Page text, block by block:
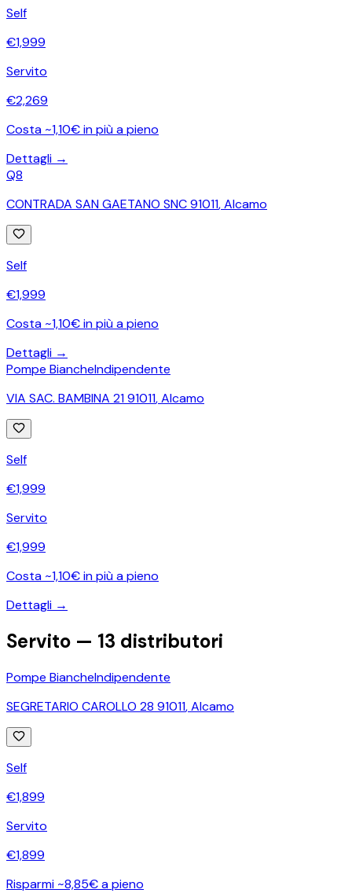
Self
€1,999
Servito
€2,269
Costa ~1,10€ in più a pieno
Dettagli →
Q8
CONTRADA SAN GAETANO SNC 91011,Alcamo
Self
€1,999
Costa ~1,10€ in più a pieno
Dettagli →
Pompe BiancheIndipendente
VIA SAC. BAMBINA 21 91011,Alcamo
Self
€1,999
Servito
€1,999
Costa ~1,10€ in più a pieno
Dettagli →
Servito — 13 distributori
Pompe BiancheIndipendente
SEGRETARIO CAROLLO 28 91011,Alcamo
Self
€1,899
Servito
€1,899
Risparmi ~8,85€ a pieno